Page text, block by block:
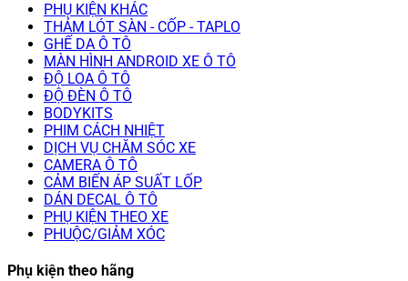
PHỤ KIỆN KHÁC
THẢM LÓT SÀN - CỐP - TAPLO
GHẾ DA Ô TÔ
MÀN HÌNH ANDROID XE Ô TÔ
ĐỘ LOA Ô TÔ
ĐỘ ĐÈN Ô TÔ
BODYKITS
PHIM CÁCH NHIỆT
DỊCH VỤ CHĂM SÓC XE
CAMERA Ô TÔ
CẢM BIẾN ÁP SUẤT LỐP
DÁN DECAL Ô TÔ
PHỤ KIỆN THEO XE
PHUỘC/GIẢM XÓC
Phụ kiện theo hãng